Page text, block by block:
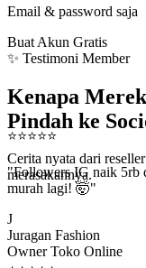
Email & password saja
Buat Akun Gratis
✨ Testimoni Member
Kenapa
Pindah ke
Cerita nyata dari
merasakannya.
⭐⭐⭐⭐⭐
"Followers IG naik 5rb
murah lagi! 🤯"
Juragan Fashion
Owner Toko Online
⭐⭐⭐⭐ ⭐